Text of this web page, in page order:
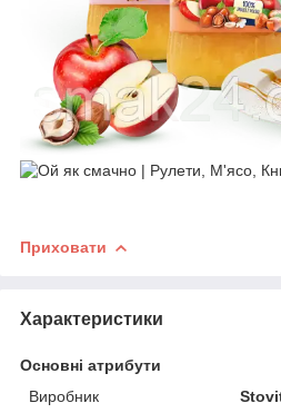
Приховати
Характеристики
Основні атрибути
Виробник